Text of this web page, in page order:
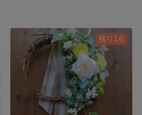
残り1点